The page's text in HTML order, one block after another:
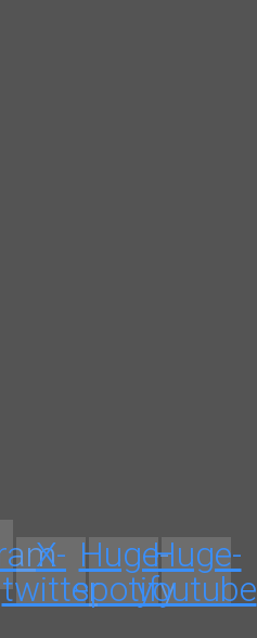
X-
twitter
Huge-
spotify
Huge-
youtube